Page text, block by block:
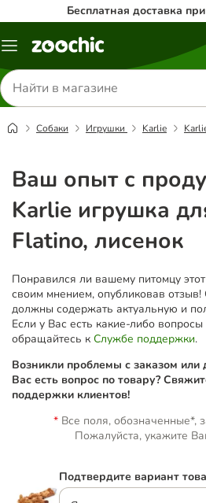
Бесплатная доставка
Каталог
Поиск
товаров
Собаки Игрушки Karlie
Ваш опыт с
Karlie игрушка
Flatino, лисенок
Понравился ли вашему питомцу
своим мнением, опубликовав
должны содержать актуальную и
Если у Вас есть какие-либо
обращайтесь к Службе поддержки.
Возникли проблемы с заказом или
Вас есть вопрос по товару?
поддержки клиентов!
Все поля, обозначенные*,
Пожалуйста, укажите
Подтвердите вариант